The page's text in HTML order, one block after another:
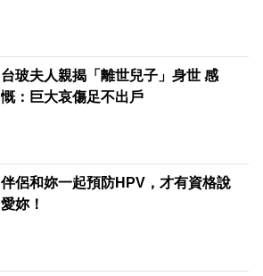
台玻夫人親揭「離世兒子」身世 感
慨：巨大哀傷足不出戶
伴侶和妳一起預防HPV，才有資格說
愛妳！